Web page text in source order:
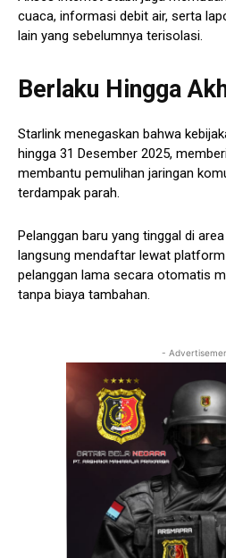
cuaca, informasi debit air, serta
lain yang sebelumnya terisolasi.
Berlaku Hingga
Starlink menegaskan bahwa
hingga 31 Desember 2025,
membantu pemulihan jaringan
terdampak parah.
Pelanggan baru yang tinggal di
langsung mendaftar lewat
pelanggan lama secara otomatis
tanpa biaya tambahan.
-